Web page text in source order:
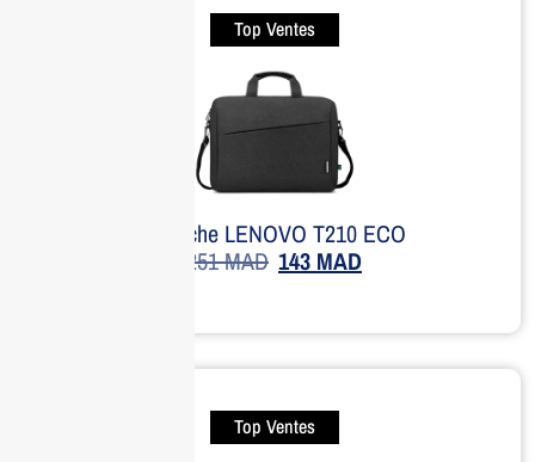
Top Ventes
Sacoche LENOVO T210 ECO
251MAD 143 MAD
Top Ventes